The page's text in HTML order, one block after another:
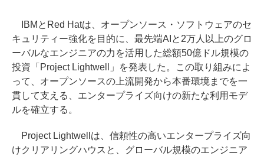
IBMとRed Hatは、オープンソース・ソフトウェアのセ
キュリティー強化を目的に、最先端AIと2万人以上のグロ
ーバルなエンジニアの力を活用した総額50億ドル規模の
投資「Project Lightwell」を発表した。この取り組みによ
って、オープンソースの上流開発から本番環境までを一
貫して支える、エンタープライズ向けの新たな利用モデ
ルを確立する。
Project Lightwellは、信頼性の高いエンタープライズ向
けクリアリングハウスと、グローバル規模のエンジニア